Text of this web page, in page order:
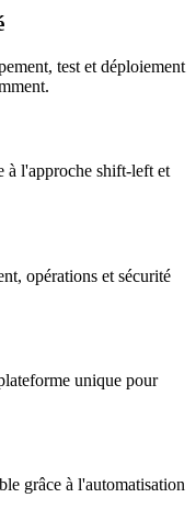
test et déploiement
à l'approche shift-left et
opérations et sécurité
unique pour
grâce à l'automatisation